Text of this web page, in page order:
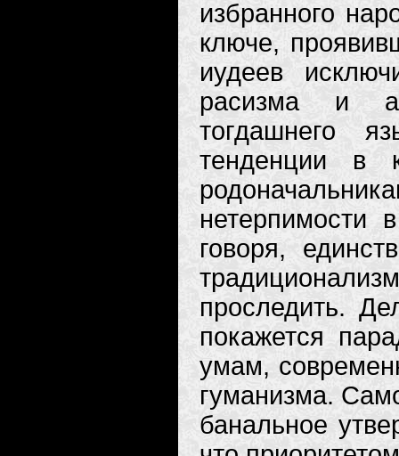
избранного
ключе,
иудеев
расизма и а)
тогдашнего
тенденции в
нетерпимости
говоря,
проследить.
покажется
умам,
гуманизма.
банальное